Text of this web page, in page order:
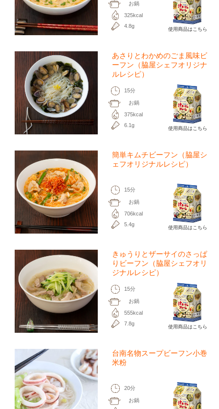
お鍋
325kcal
4.8g
使用商品はこちら
あさりとわかめのごま風味ビ
ーフン（脇屋シェフオリジナ
ルレシピ）
15分
お鍋
375kcal
6.1g
使用商品はこちら
簡単キムチビーフン（脇屋シ
ェフオリジナルレシピ）
15分
お鍋
706kcal
5.4g
使用商品はこちら
きゅうりとザーサイのさっぱ
りビーフン（脇屋シェフオリ
ジナルレシピ）
15分
お鍋
555kcal
7.8g
使用商品はこちら
台南名物スープビーフン小巻
米粉
20分
お鍋